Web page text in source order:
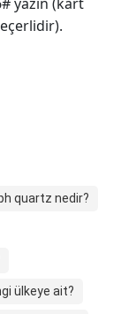
quartz nedir?
ülkeye ait?